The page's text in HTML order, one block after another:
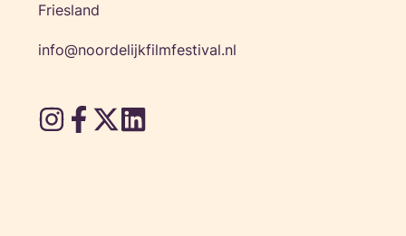
Friesland
info@noordelijkfilmfestival.nl